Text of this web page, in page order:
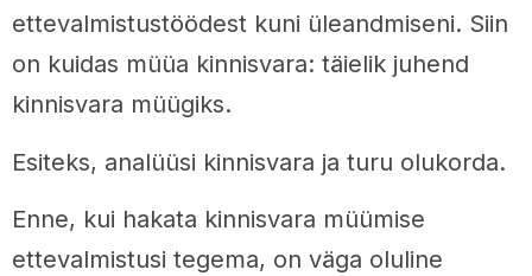
ettevalmistustöödest kuni üleandmiseni. Siin
on kuidas müüa kinnisvara: täielik juhend
kinnisvara müügiks.
Esiteks, analüüsi kinnisvara ja turu olukorda.
Enne, kui hakata kinnisvara müümise
ettevalmistusi tegema, on väga oluline